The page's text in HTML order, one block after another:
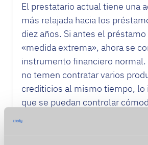
El prestatario actual tiene una
más relajada hacia los
diez años. Si antes el préstamo
«medida extrema», ahora se
instrumento financiero normal.
no temen contratar varios
crediticios al mismo tiempo, lo
que se puedan controlar
Al mismo tiempo, ha